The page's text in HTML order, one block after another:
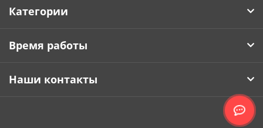
Категории
Время работы
Наши контакты